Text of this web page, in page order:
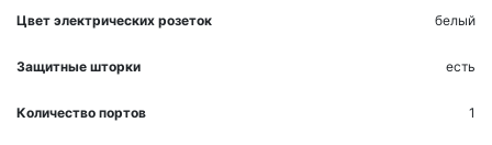
Цвет электрических розеток белый
Защитные шторки есть
Количество портов 1